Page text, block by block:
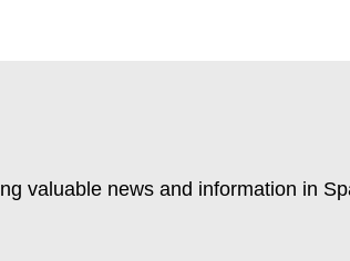
valuable news and information in